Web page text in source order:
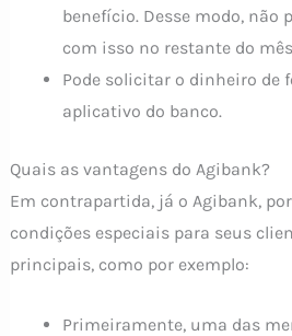
benefício. Desse modo, não
com isso no restante do
Pode solicitar o dinheiro de
aplicativo do banco.
Quais as vantagens do Agibank?
Em contrapartida, já o Agibank,
condições especiais para seus
principais, como por exemplo:
Primeiramente, uma das